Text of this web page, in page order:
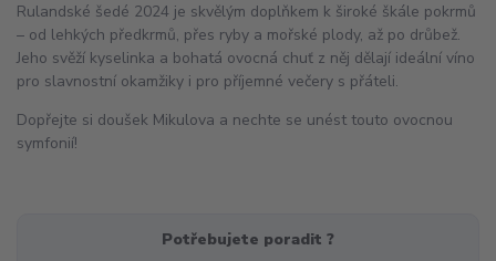
Rulandské šedé 2024 je skvělým doplňkem k široké škále pokrmů
– od lehkých předkrmů, přes ryby a mořské plody, až po drůbež.
Jeho svěží kyselinka a bohatá ovocná chuť z něj dělají ideální víno
pro slavnostní okamžiky i pro příjemné večery s přáteli.
Dopřejte si doušek Mikulova a nechte se unést touto ovocnou
symfonií!
Potřebujete poradit ?